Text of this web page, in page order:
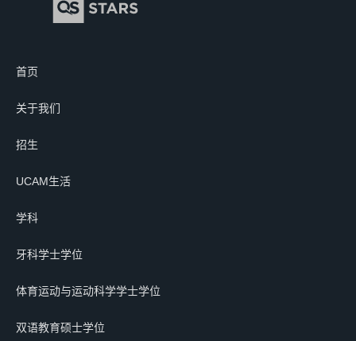
首页
关于我们
招生
UCAM生活
学科
牙科学士学位
体育运动与运动科学学士学位
双语教育硕士学位